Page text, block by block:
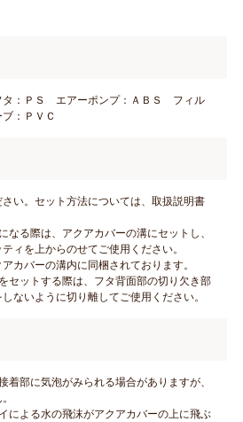
：ＰＳ エアーポンプ：ＡＢＳ フィル
：ＰＶＣ
い。セット方法については、取扱説明書
なる際は、アクアカバーの溝にセットし、
ィを上からのせてご使用ください。
カバーの溝内に同梱されております。
セットする際は、フタ背面部の切り欠き部
ないように切り離してご使用ください。
着部に気泡がみられる場合がありますが、
による水の飛沫がアクアカバーの上に飛ぶ